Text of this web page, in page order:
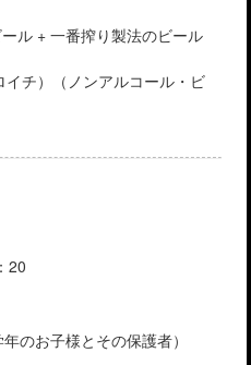
+ 一番搾り製法のビール
チ）（ノンアルコール・ビ
20
のお子様とその保護者）